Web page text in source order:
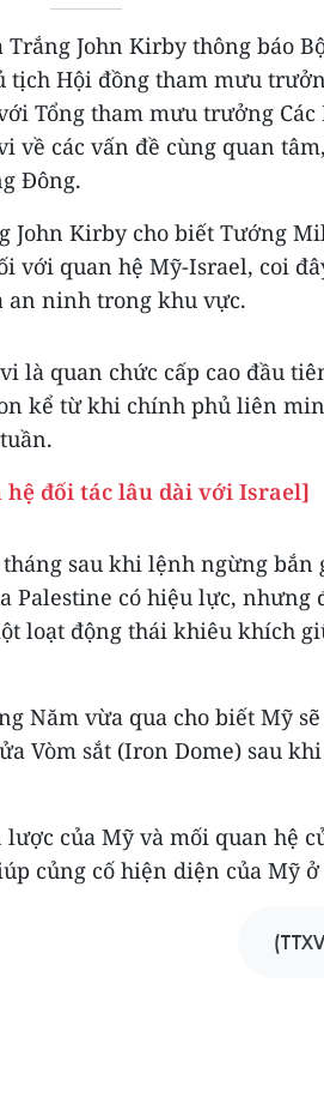
John Kirby thông báo
tịch Hội đồng tham mưu
Tổng tham mưu trưởng
về các vấn đề cùng quan
Đông.
John Kirby cho biết Tướng
với quan hệ Mỹ-Israel, coi
an ninh trong khu vực.
là quan chức cấp cao đầu
kể từ khi chính phủ liên
đối tác lâu dài với Israel]
sau khi lệnh ngừng bắn
Palestine có hiệu lực, nhưng
loạt động thái khiêu khích
Năm vừa qua cho biết Mỹ
Vòm sắt (Iron Dome) sau
của Mỹ và mối quan hệ
củng cố hiện diện của Mỹ